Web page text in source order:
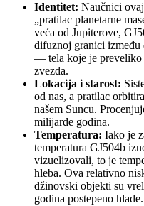
Identitet: Naučnici
„pratilac planetarne
veća od Jupiterove,
difuznoj granici između
— tela koje je preveliko
zvezda.
Lokacija i starost:
od nas, a pratilac
našem Suncu.
milijarde godina.
Temperatura: Iako je
temperatura GJ504b
vizuelizovali, to je
hleba. Ova relativno
džinovski objekti su
godina postepeno hlade.